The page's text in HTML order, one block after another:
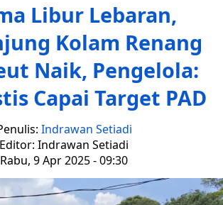
Libur Lebaran,
Kolam Renang
Naik, Pengelola:
Capai Target PAD
Indrawan Setiadi
Editor: Indrawan Setiadi
Rabu, 9 Apr 2025 - 09:30